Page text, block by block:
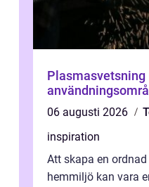
Plasmasvetsning
06 augusti 2026
inspiration
Att skapa en
hemmiljö kan vara